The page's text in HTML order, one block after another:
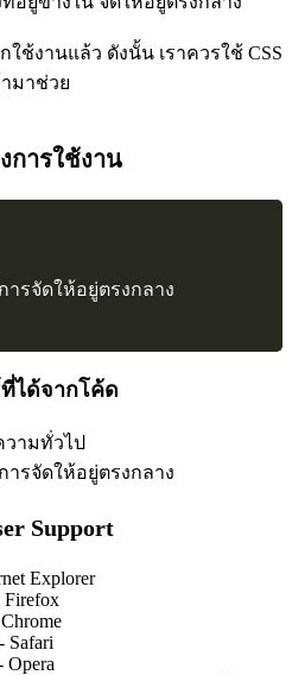
ใช้งานแล้ว ดังนั้น เราควรใช้ CSS
ามาช่วย
การใช้งาน
รจัดให้อยู่ตรงกลาง
ได้จากโค้ด
ามทั่วไป
รจัดให้อยู่ตรงกลาง
Support
Explorer
Firefox
- Safari
Opera